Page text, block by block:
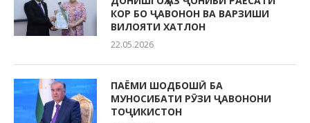
КОР БО ҶАВОНОН ВА ВАРЗИШИ
ВИЛОЯТИ ХАТЛОН
22.05.2026
ПАЁМИ ШОДБОШӢ БА
МУНОСИБАТИ РӮЗИ ҶАВОНОНИ
ТОҶИКИСТОН